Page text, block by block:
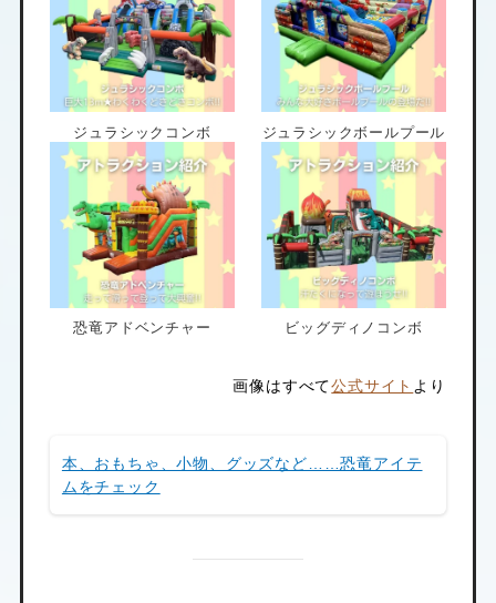
ジュラシックコンボ ジュラシックボールプール
恐竜アドベンチャー ビッグディノコンボ
画像はすべて公式サイト より
本、おもちゃ、小物、グッズなど……恐竜アイテ
ムをチェック